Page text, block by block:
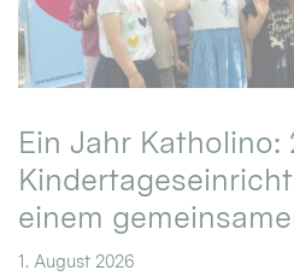
Ein Jahr Katholino:
einem
1. August 2026